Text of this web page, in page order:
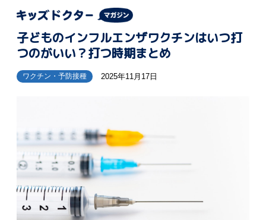
子どものインフルエンザワクチンはいつ打
つのがいい？打つ時期まとめ
ワクチン・予防接種 2025年11月17日